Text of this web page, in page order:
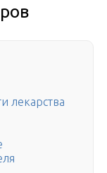
лекарства